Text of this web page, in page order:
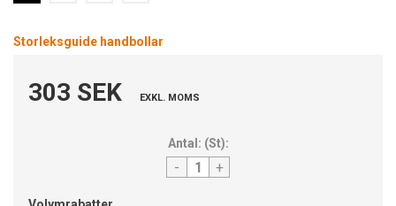
Storleksguide handbollar
303 SEK EXKL. MOMS
Antal: (St):
- +